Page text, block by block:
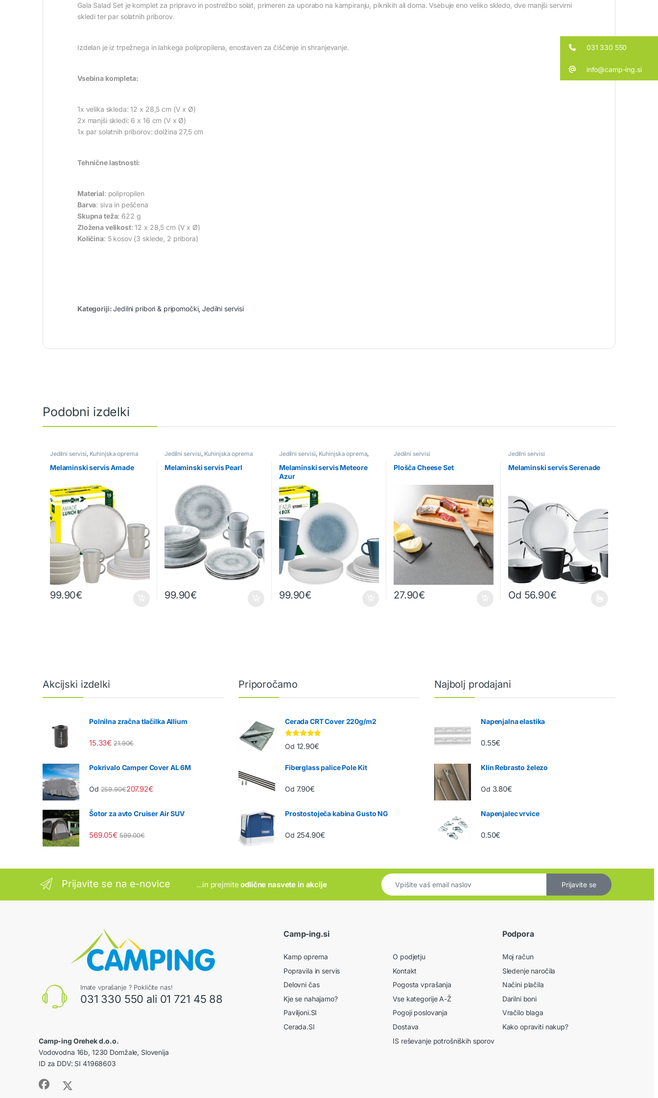
Gala Salad Set je komplet za pripravo in postrežbo solat, primeren za uporabo na kampiranju, piknikih ali doma. Vsebuje eno veliko skledo, dve manjši servirni
skledi ter par solatnih priborov.
Izdelan je iz trpežnega in lahkega polipropilena, enostaven za čiščenje in shranjevanje.
Vsebina kompleta:
1x velika skleda: 12 x 28,5 cm (V x Ø)
2x manjši skledi: 6 x 16 cm (V x Ø)
1x par solatnih priborov: dolžina 27,5 cm
Tehnične lastnosti:
Material: polipropilen
Barva: siva in peščena
Skupna teža: 622 g
Zložena velikost: 12 x 28,5 cm (V x Ø)
Količina: 5 kosov (3 sklede, 2 pribora)
Kategoriji:Jedilni pribori & pripomočki,Jedilni servisi
Podobni izdelki
Jedilni servisi, Kuhinjska oprema
Melaminski servis Amade
99.90€
Jedilni servisi, Kuhinjska oprema
Melaminski servis Pearl
99.90€
Jedilni servisi, Kuhinjska oprema,
Melaminski servis Meteore
Azur
99.90€
Jedilni servisi
Plošča Cheese Set
27.90€
Jedilni servisi
Melaminski servis Serenade
Od 56.90€
Akcijski izdelki
Polnilna zračna tlačilka Allium
15.33€ 21.90€
Pokrivalo Camper Cover AL 6M
Od259.90€207.92€
Šotor za avto Cruiser Air SUV
569.05€ 599.00€
Priporočamo
Cerada CRT Cover 220g/m2
Ocenjeno
5.00 od 5
Od 12.90€
Fiberglass palice Pole Kit
Od 7.90€
Prostostoječa kabina Gusto NG
Od 254.90€
Najbolj prodajani
Napenjalna elastika
0.55€
Klin Rebrasto železo
Od 3.80€
Napenjalec vrvice
0.50€
Prijavite se na e-novice ...in prejmiteodlične nasvete in akcije Prijavite se
Imate vprašanje ? Pokličite nas!
031 330 550 ali 01 721 45 88
Camp-ing Orehek d.o.o.
Vodovodna 16b, 1230 Domžale, Slovenija
ID za DDV: SI 41968603
Camp-ing.si
Kamp oprema
Popravila in servis
Delovni čas
Kje se nahajamo?
Paviljoni.SI
Cerada.SI
O podjetju
Kontakt
Pogosta vprašanja
Vse kategorije A-Ž
Pogoji poslovanja
Dostava
IS reševanje potrošniških sporov
Podpora
Moj račun
Sledenje naročila
Načini plačila
Darilni boni
Vračilo blaga
Kako opraviti nakup?
031 330 550
info@camp-ing.si